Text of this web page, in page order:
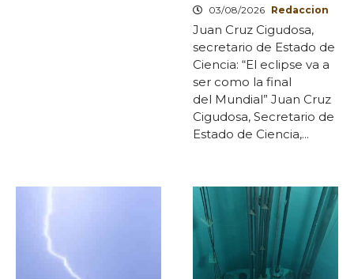
03/08/2026 Redaccion
Juan Cruz Cigudosa,
secretario de Estado de
Ciencia: “El eclipse va a
ser como la final
del Mundial” Juan Cruz
Cigudosa, Secretario de
Estado de Ciencia,...